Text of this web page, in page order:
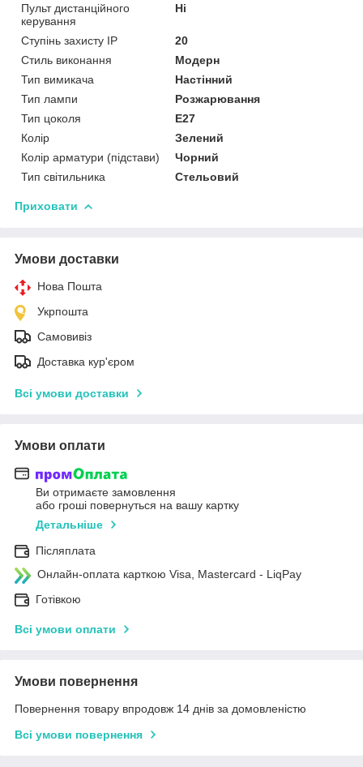
Пульт дистанційного
керування
Ні
Ступінь захисту IP
20
Стиль виконання
Модерн
Тип вимикача
Настінний
Тип лампи
Розжарювання
Тип цоколя
E27
Колір
Зелений
Колір арматури (підстави)
Чорний
Тип світильника
Стельовий
Приховати
Умови доставки
Нова Пошта
Укрпошта
Самовивіз
Доставка кур'єром
Всі умови доставки
Умови оплати
Ви отримаєте замовлення
або гроші повернуться на вашу картку
Детальніше
Післяплата
Онлайн-оплата карткою Visa, Mastercard - LiqPay
Готівкою
Всі умови оплати
Умови повернення
Повернення товару впродовж 14 днів за домовленістю
Всі умови повернення